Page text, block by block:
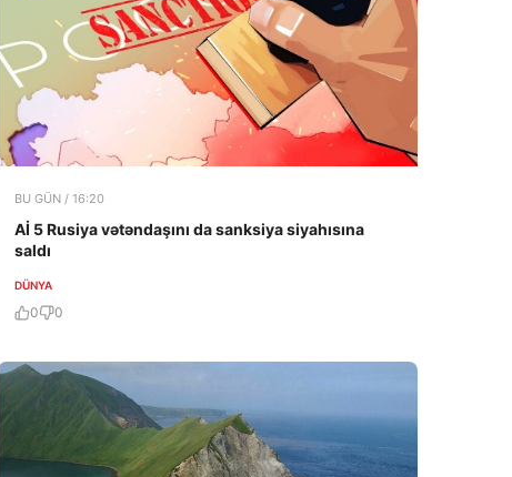
“İstəsəm açıq da geyinərəm – nə olub
mənim bədənimə?”
7 Avqust 2026
BU GÜN / 16:20
Aİ 5 Rusiya vətəndaşını da sanksiya siyahısına
saldı
DÜNYA
0 0